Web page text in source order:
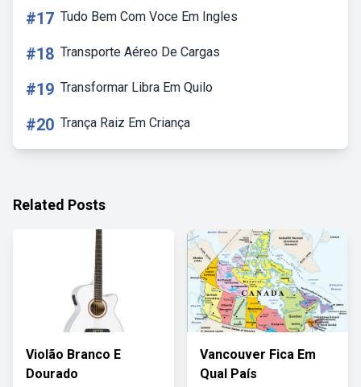
#17 Tudo Bem Com Voce Em Ingles
#18 Transporte Aéreo De Cargas
#19 Transformar Libra Em Quilo
#20 Trança Raiz Em Criança
Related Posts
Violão Branco E
Dourado
Vancouver Fica Em
Qual País